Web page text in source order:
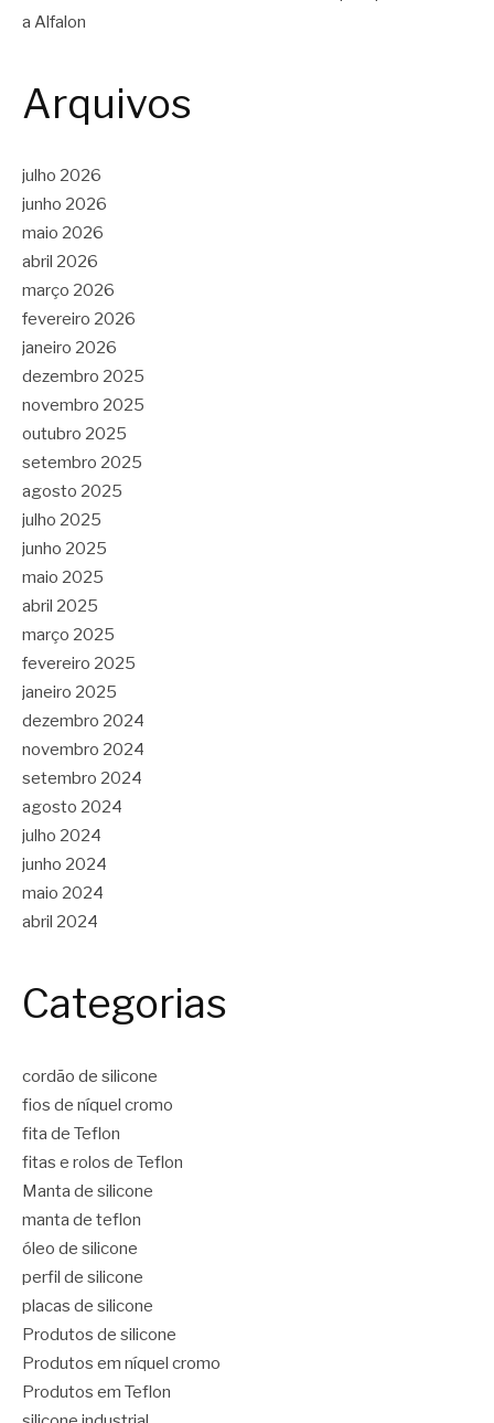
a Alfalon
Arquivos
julho 2026
junho 2026
maio 2026
abril 2026
março 2026
fevereiro 2026
janeiro 2026
dezembro 2025
novembro 2025
outubro 2025
setembro 2025
agosto 2025
julho 2025
junho 2025
maio 2025
abril 2025
março 2025
fevereiro 2025
janeiro 2025
dezembro 2024
novembro 2024
setembro 2024
agosto 2024
julho 2024
junho 2024
maio 2024
abril 2024
Categorias
cordão de silicone
fios de níquel cromo
fita de Teflon
fitas e rolos de Teflon
Manta de silicone
manta de teflon
óleo de silicone
perfil de silicone
placas de silicone
Produtos de silicone
Produtos em níquel cromo
Produtos em Teflon